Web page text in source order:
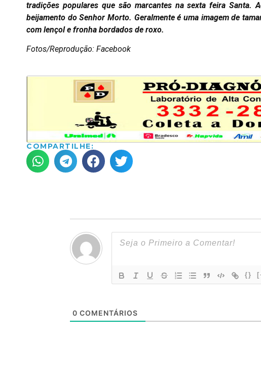
tradições populares que são marcantes na sexta feira
beijamento do Senhor Morto. Geralmente é uma imagem de
com lençol e fronha bordados de roxo.
Fotos/Reprodução: Facebook
COMPARTILHE:
{}
0 COMENTÁRIOS